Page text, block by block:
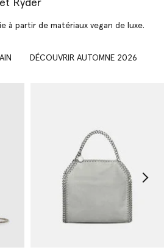
Ryder
à partir de matériaux vegan de luxe.
DÉCOUVRIR AUTOMNE 2026